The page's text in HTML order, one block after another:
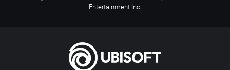
Entertainment Inc.